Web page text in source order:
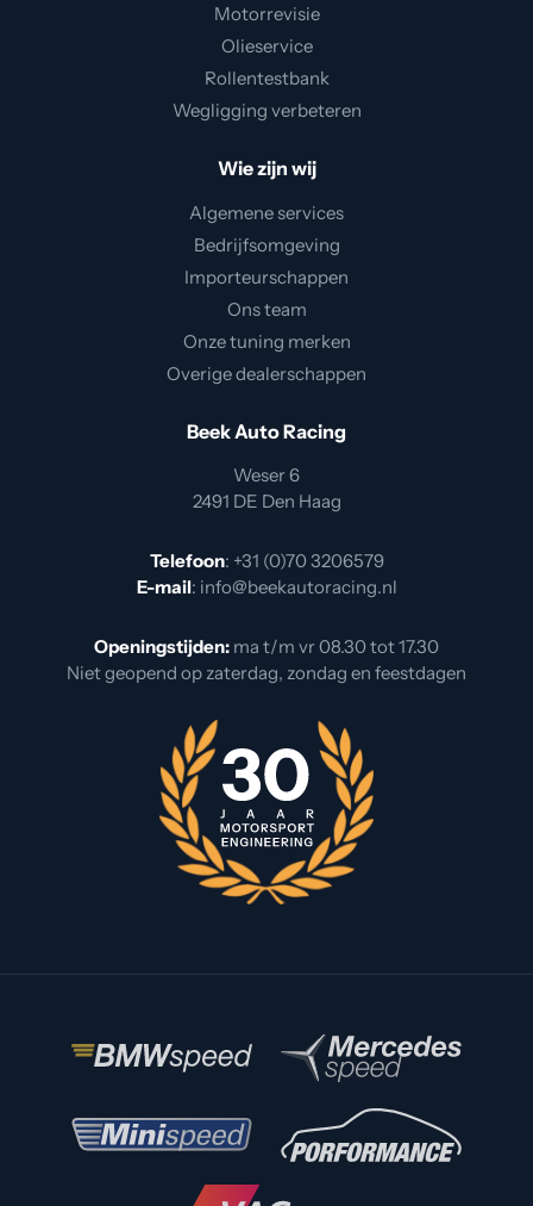
Motorrevisie
Olieservice
Rollentestbank
Wegligging verbeteren
Wie zijn wij
Algemene services
Bedrijfsomgeving
Importeurschappen
Ons team
Onze tuning merken
Overige dealerschappen
Beek Auto Racing
Weser 6
2491 DE Den Haag
Telefoon: +31 (0)70 3206579
E-mail: info@beekautoracing.nl
Openingstijden: ma t/m vr 08.30 tot 17.30
Niet geopend op zaterdag, zondag en feestdagen